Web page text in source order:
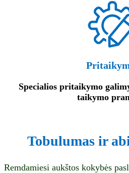
Specialios pritaikymo
taikymo
Tobulumas ir
Remdamiesi aukštos kokybės